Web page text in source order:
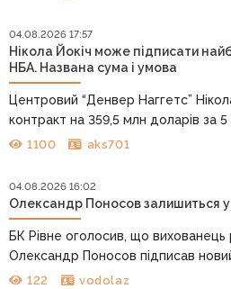
04.08.2026 17:57
Нікола Йокіч може підписати
НБА. Названа сума і умова
Центровий “Денвер Наггетс”
контракт на 359,5 млн доларів за 5
1100 aks701
04.08.2026 16:02
Олександр Поносов залишиться у
БК Рівне оголосив, що вихованець
Олександр Поносов підписав
122 vodolaz